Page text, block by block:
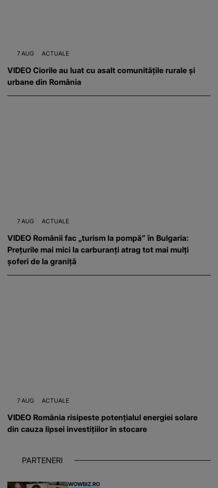
7 AUG ACTUALE
VIDEO Ciorile au luat cu asalt comunitățile rurale și
urbane din România
7 AUG ACTUALE
VIDEO Românii fac „turism la pompă” în Bulgaria:
Prețurile mai mici la carburanți atrag tot mai mulți
șoferi de la graniță
7 AUG ACTUALE
VIDEO România risipeste potențialul energiei solare
din cauza lipsei investițiilor în stocare
PARTENERI
WOWBIZ.RO